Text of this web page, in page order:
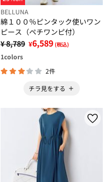
BELLUNA
綿１００％ピンタック使いワン
ピース（ペチワンピ付）
¥ 8,789 ¥6,589 (税込)
1colors
2件
チラ見をする